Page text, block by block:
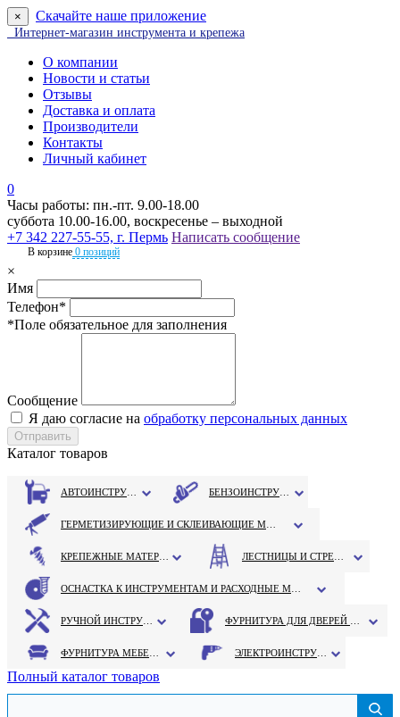
× Скачайте наше приложение
Интернет-магазин инструмента и крепежа
О компании
Новости и статьи
Отзывы
Доставка и оплата
Производители
Контакты
Личный кабинет
0
Часы работы: пн.-пт. 9.00-18.00
суббота 10.00-16.00, воскресенье – выходной
+7 342 227-55-55, г. Пермь Написать сообщение
В корзине 0 позиций
×
Имя
Телефон*
*Поле обязательное для заполнения
Сообщение
Я даю согласие на обработку персональных данных
Каталог товаров
Полный каталог товаров